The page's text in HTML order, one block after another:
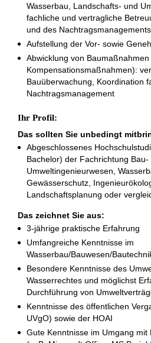
Wasserbau, Landschafts- und
fachliche und vertragliche
und des Nachtragsmanagements
Aufstellung der Vor- sowie
Abwicklung von
Kompensations­maßnahmen):
Bauüberwachung, Koordination
Nachtragsmanagement
Ihr Profil:
Das sollten Sie unbedingt
Abgeschlossenes
Bachelor) der Fachrichtung Bau-
Umweltingenieurwesen,
Gewässerschutz,
Landschaftsplanung oder
Das zeichnet Sie aus:
3-jährige praktische Erfahrung
Umfangreiche Kenntnisse im
Wasserbau/Bauwesen/
Besondere Kenntnisse des
Wasserrechtes und möglichst
Durchführung von
Kenntnisse des öffentlichen
UVgO) sowie der HOAI
Gute Kenntnisse im Umgang mit